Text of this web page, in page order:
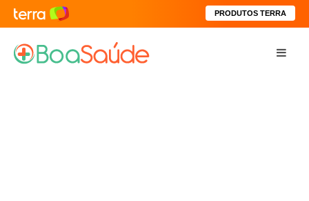
PRODUTOS TERRA